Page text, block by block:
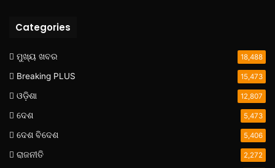
Categories
ମୁଖ୍ୟ ଖବର 18,488
Breaking PLUS 15,473
ଓଡ଼ିଶା 12,807
ଦେଶ 5,473
ଦେଶ ବିଦେଶ 5,406
ରାଜନୀତି 2,272